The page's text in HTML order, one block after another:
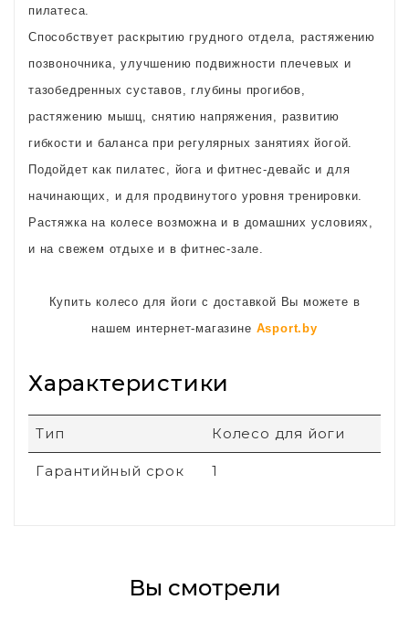
пилатеса.
Способствует раскрытию грудного отдела, растяжению
позвоночника, улучшению подвижности плечевых и
тазобедренных суставов, глубины прогибов,
растяжению мышц, снятию напряжения, развитию
гибкости и баланса при регулярных занятиях йогой.
Подойдет как пилатес, йога и фитнес-девайс и для
начинающих, и для продвинутого уровня тренировки.
Растяжка на колесе возможна и в домашних условиях,
и на свежем отдыхе и в фитнес-зале.
Купить колесо для йоги с доставкой Вы можете в
нашем интернет-магазине Asport.by
Характеристики
Тип Колесо для йоги
Гарантийный срок 1
Вы смотрели